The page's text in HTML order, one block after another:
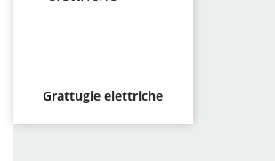
Grattugie elettriche